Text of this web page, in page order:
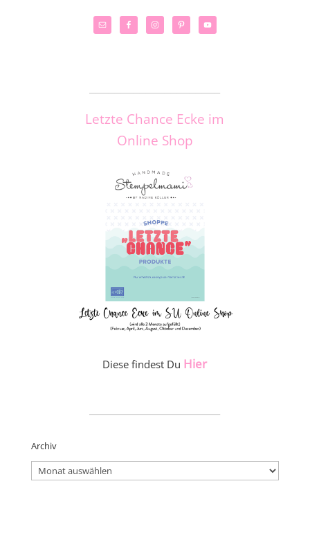
Letzte Chance Ecke im
Online Shop
Diese findest Du Hier
Archiv
Archiv